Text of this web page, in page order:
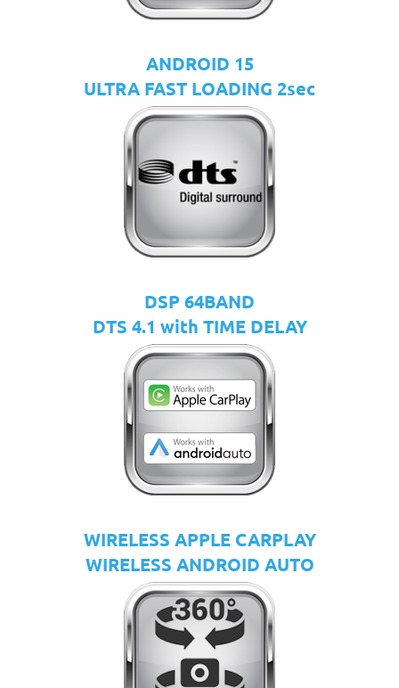
ANDROID 15
ULTRA FAST LOADING 2sec
DSP 64BAND
DTS 4.1 with TIME DELAY
WIRELESS APPLE CARPLAY
WIRELESS ANDROID AUTO